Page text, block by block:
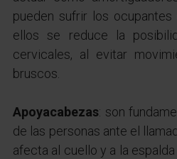
pueden sufrir los ocupantes
ellos se reduce la
cervicales, al evitar
bruscos.
Apoyacabezas: son
de las personas ante el
afecta al cuello y a la